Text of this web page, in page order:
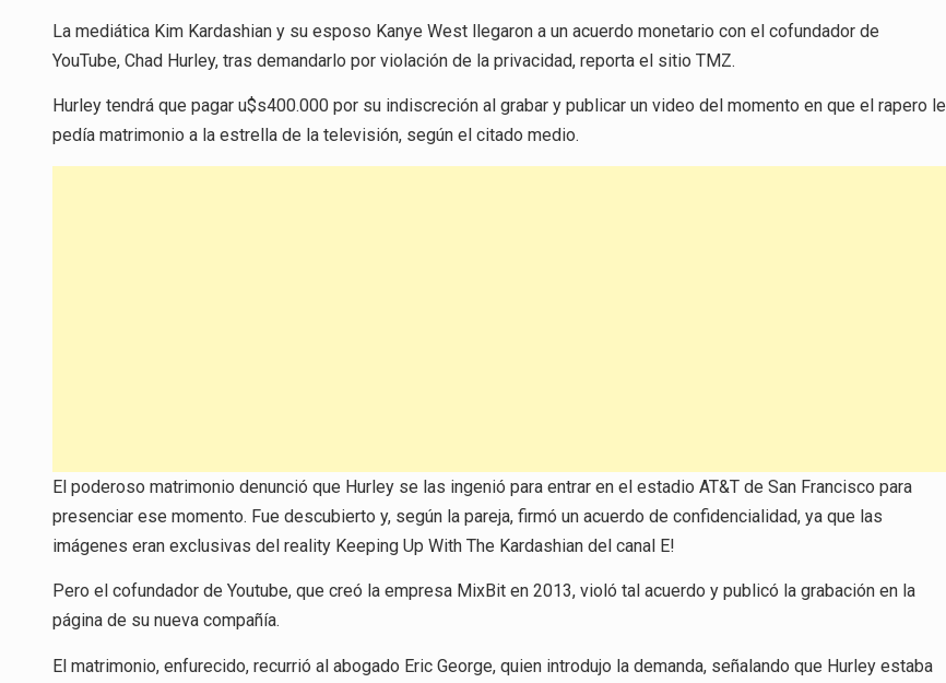
La mediática Kim Kardashian y su esposo Kanye West llegaron a un acuerdo monetario con el cofundador de
YouTube, Chad Hurley, tras demandarlo por violación de la privacidad, reporta el sitio TMZ.
Hurley tendrá que pagar u$s400.000 por su indiscreción al grabar y publicar un video del momento en que el rapero le
pedía matrimonio a la estrella de la televisión, según el citado medio.
El poderoso matrimonio denunció que Hurley se las ingenió para entrar en el estadio AT&T de San Francisco para
presenciar ese momento. Fue descubierto y, según la pareja, firmó un acuerdo de confidencialidad, ya que las
imágenes eran exclusivas del reality Keeping Up With The Kardashian del canal E!
Pero el cofundador de Youtube, que creó la empresa MixBit en 2013, violó tal acuerdo y publicó la grabación en la
página de su nueva compañía.
El matrimonio, enfurecido, recurrió al abogado Eric George, quien introdujo la demanda, señalando que Hurley estaba